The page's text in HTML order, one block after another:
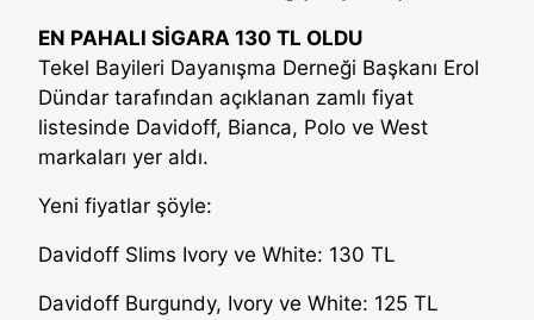
EN PAHALI SİGARA 130 TL OLDU
Tekel Bayileri Dayanışma Derneği Başkanı Erol
Dündar tarafından açıklanan zamlı fiyat
listesinde Davidoff, Bianca, Polo ve West
markaları yer aldı.
Yeni fiyatlar şöyle:
Davidoff Slims Ivory ve White: 130 TL
Davidoff Burgundy, Ivory ve White: 125 TL